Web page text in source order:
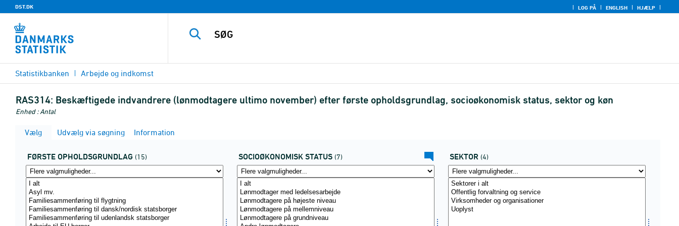
DST.DK LOG PÅ ENGLISH HJÆLP
Statistikbanken Arbejde og indkomst
RAS314: Beskæftigede indvandrere (lønmodtagere ultimo november) efter første opholdsgrundlag, socioøkonomisk status, sektor og køn
Enhed : Antal
Vælg Udvælg via søgning Information
FØRSTE OPHOLDSGRUNDLAG (15) SOCIOØKONOMISK STATUS (7) SEKTOR (4)